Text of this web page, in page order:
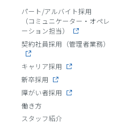
パート/アルバイト採用
（コミュニケーター・オペレ
ーション担当）
契約社員採用（管理者業務）
キャリア採用
新卒採用
障がい者採用
働き方
スタッフ紹介